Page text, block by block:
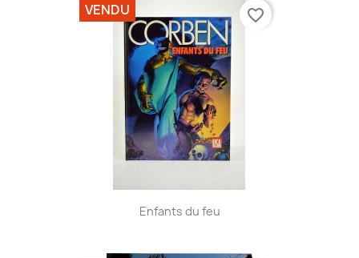
Enfants du feu
VENDU favorite_border